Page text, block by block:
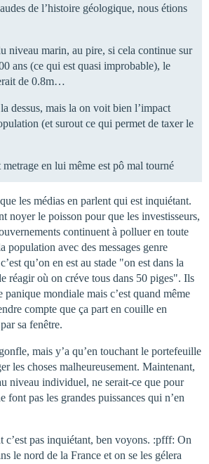
de l’histoire géologique, nous étions
niveau marin, au pire, si cela continue sur
ans (ce qui est quasi improbable), le
de 0.8m…
dessus, mais la on voit bien l’impact
(et surout ce qui permet de taxer le
en lui même est pô mal tourné
les médias en parlent qui est inquiétant.
noyer le poisson pour que les investisseurs,
continuent à polluer en toute
population avec des messages genre
qu’on en est au stade "on est dans la
réagir où on créve tous dans 50 piges". Ils
panique mondiale mais c’est quand même
compte que ça part en couille en
sa fenêtre.
mais y’a qu’en touchant le portefeuille
les choses malheureusement. Maintenant,
niveau individuel, ne serait-ce que pour
font pas les grandes puissances qui n’en
c’est pas inquiétant, ben voyons. :pfff: On
le nord de la France et on se les gélera